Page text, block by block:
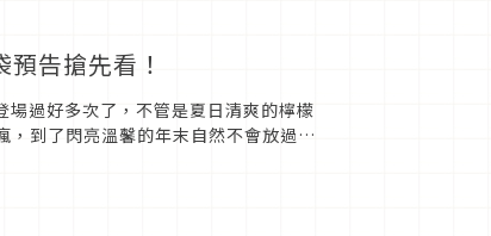
告搶先看！
過好多次了，不管是夏日清爽的檸檬
到了閃亮溫馨的年末自然不會放過大